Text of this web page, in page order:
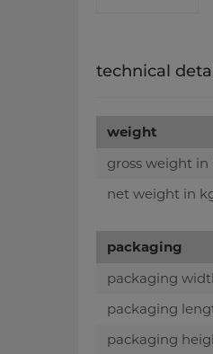
technical
weight
gross weight in
net weight in
packaging
packaging
packaging
packaging